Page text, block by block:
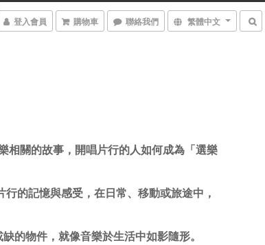
登入會員 購物車 聯絡我們 繁體中文
相關的故事，開唱片行的人如何成為「選樂
的記憶與感受，在日常、移動或旅途中，
的物件，就像音樂於生活中如影隨形。